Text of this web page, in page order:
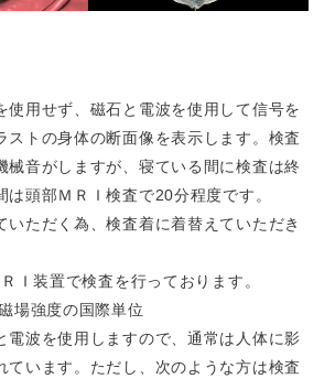
使用せず、磁石と電波を使用して信号を
ストの身体の断面像を表示します。検査
械音がしますが、寝ている間に検査は終
は頭部ＭＲＩ検査で20分程度です。
いただく為、検査着に着替えていただき
Ｉ装置で検査を行っております。
場強度の国際単位
電波を使用しますので、通常は人体に影
ています。ただし、次のような方は検査